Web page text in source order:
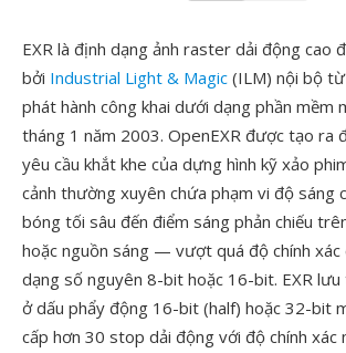
EXR là định dạng ảnh raster dải động cao
bởi Industrial Light & Magic (ILM) nội bộ
phát hành công khai dưới dạng phần mềm
tháng 1 năm 2003. OpenEXR được tạo ra
yêu cầu khắt khe của dựng hình kỹ xảo
cảnh thường xuyên chứa phạm vi độ
bóng tối sâu đến điểm sáng phản chiếu
hoặc nguồn sáng — vượt quá độ chính xác
dạng số nguyên 8-bit hoặc 16-bit. EXR
ở dấu phẩy động 16-bit (half) hoặc 32-bit
cấp hơn 30 stop dải động với độ chính